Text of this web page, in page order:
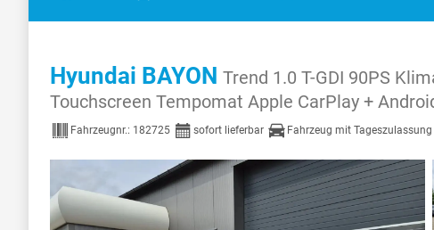
Hyundai BAYON Trend 1.0 T-GDI 90PS
Touchscreen Tempomat Apple CarPlay +
Fahrzeugnr.: 182725 sofort lieferbar Fahrzeug mit Tageszulassung